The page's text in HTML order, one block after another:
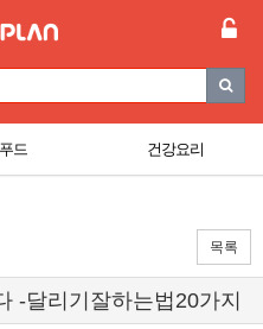
드 건강요리
목록
-달리기잘하는법20가지